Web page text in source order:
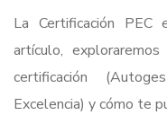
La Certificación
artículo,
certificación
Excelencia) y cómo te